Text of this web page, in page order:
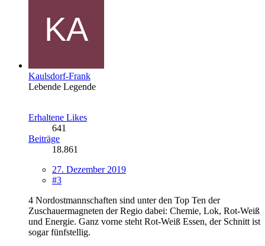
Kaulsdorf-Frank
Lebende Legende
Erhaltene Likes
641
Beiträge
18.861
27. Dezember 2019
#3
4 Nordostmannschaften sind unter den Top Ten der
Zuschauermagneten der Regio dabei: Chemie, Lok, Rot-Weiß
und Energie. Ganz vorne steht Rot-Weiß Essen, der Schnitt ist
sogar fünfstellig.